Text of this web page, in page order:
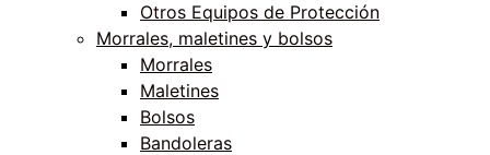
Otros Equipos de Protección
Morrales, maletines y bolsos
Morrales
Maletines
Bolsos
Bandoleras